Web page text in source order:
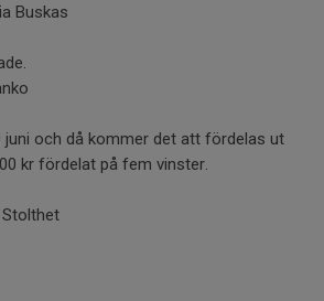
Buskas
juni och då kommer det att fördelas ut
kr fördelat på fem vinster.